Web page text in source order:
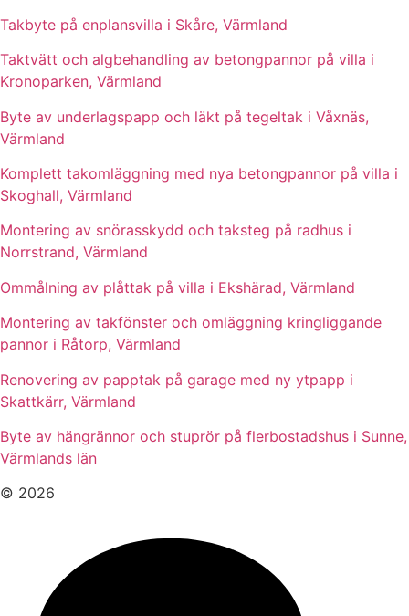
Takbyte på enplansvilla i Skåre, Värmland
Taktvätt och algbehandling av betongpannor på villa i
Kronoparken, Värmland
Byte av underlagspapp och läkt på tegeltak i Våxnäs,
Värmland
Komplett takomläggning med nya betongpannor på villa i
Skoghall, Värmland
Montering av snörasskydd och taksteg på radhus i
Norrstrand, Värmland
Ommålning av plåttak på villa i Ekshärad, Värmland
Montering av takfönster och omläggning kringliggande
pannor i Råtorp, Värmland
Renovering av papptak på garage med ny ytpapp i
Skattkärr, Värmland
Byte av hängrännor och stuprör på flerbostadshus i Sunne,
Värmlands län
© 2026